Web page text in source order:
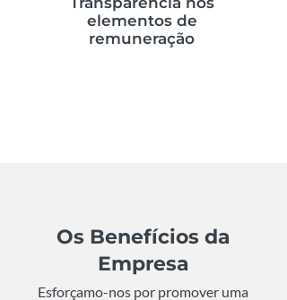
elementos de
remuneração
Os Benefícios da
Empresa
Esforçamo-nos por promover uma